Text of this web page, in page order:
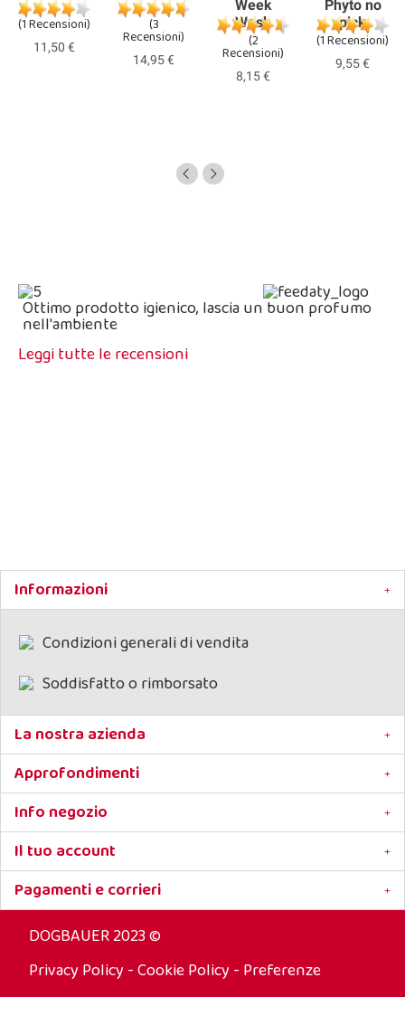
(1 Recensioni)
11,50 €
(3
Recensioni)
14,95 €
Week
Wash
(2
Recensioni)
8,15 €
Phyto no
pick
(1 Recensioni)
9,55 €
Ottimo prodotto igienico, lascia un buon profumo
nell'ambiente
Leggi tutte le recensioni
cani e gatti
Sterilind igienizzante per
superfici
adatto a qualsiasi superficie
antisettiche
ideale per igienizzare la cuccia, sedili,
poltrone, trasportino ecc.
profumato all'eucalipto
Flacone da 500 ml con nebulizzatore
Informazioni
Condizioni generali di vendita
Soddisfatto o rimborsato
La nostra azienda
Approfondimenti
Info negozio
Il tuo account
Pagamenti e corrieri
DOGBAUER 2023 ©
Privacy Policy -Cookie Policy - Preferenze